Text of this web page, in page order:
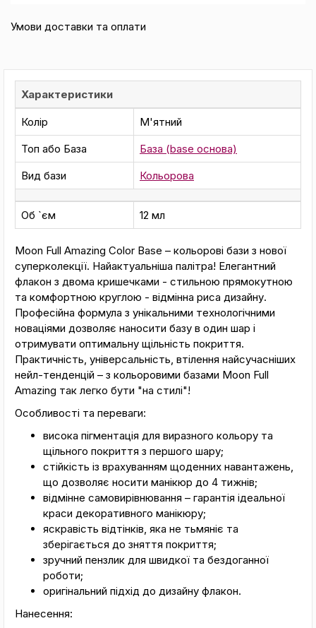
Умови доставки та оплати
Характеристики
Колір
М'ятний
Топ або База
База (base основа)
Вид бази
Кольорова
Об `єм 12 мл
Moon Full Amazing Color Base – кольорові бази з нової
суперколекції. Найактуальніша палітра! Елегантний
флакон з двома кришечками - стильною прямокутною
та комфортною круглою - відмінна риса дизайну.
Професійна формула з унікальними технологічними
новаціями дозволяє наносити базу в один шар і
отримувати оптимальну щільність покриття.
Практичність, універсальність, втілення найсучасніших
нейл-тенденцій – з кольоровими базами Moon Full
Amazing так легко бути "на стилі"!
Особливості та переваги:
висока пігментація для виразного кольору та
щільного покриття з першого шару;
стійкість із врахуванням щоденних навантажень,
що дозволяє носити манікюр до 4 тижнів;
відмінне самовирівнювання – гарантія ідеальної
краси декоративного манікюру;
яскравість відтінків, яка не тьмяніє та
зберігається до зняття покриття;
зручний пензлик для швидкої та бездоганної
роботи;
оригінальний підхід до дизайну флакон.
Нанесення: